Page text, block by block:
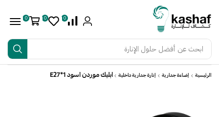
ابحث عن أفضل حلول الإنارة
0
0
0
الرئيسية إضاءة جدارية إنارة جدارية داخلية ابليك موردن اسود E27*1